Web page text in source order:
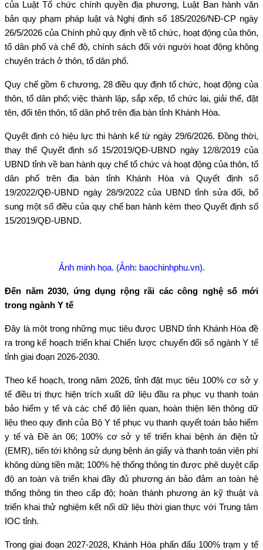
của Luật Tổ chức chính quyền địa phương, Luật Ban hành văn
bản quy phạm pháp luật và Nghị định số 185/2026/NĐ-CP ngày
26/5/2026 của Chính phủ quy định về tổ chức, hoạt động của thôn,
tổ dân phố và chế độ, chính sách đối với người hoạt động không
chuyên trách ở thôn, tổ dân phố.
Quy chế gồm 6 chương, 28 điều quy định tổ chức, hoạt động của
thôn, tổ dân phố; việc thành lập, sắp xếp, tổ chức lại, giải thể, đặt
tên, đổi tên thôn, tổ dân phố trên địa bàn tỉnh Khánh Hòa.
Quyết định có hiệu lực thi hành kể từ ngày 29/6/2026. Đồng thời,
thay thế Quyết định số 15/2019/QĐ-UBND ngày 12/8/2019 của
UBND tỉnh về ban hành quy chế tổ chức và hoạt động của thôn, tổ
dân phố trên địa bàn tỉnh Khánh Hòa và Quyết định số
19/2022/QĐ-UBND ngày 28/9/2022 của UBND tỉnh sửa đổi, bổ
sung một số điều của quy chế ban hành kèm theo Quyết định số
15/2019/QĐ-UBND.
Ảnh minh họa. (Ảnh: baochinhphu.vn).
Đến năm 2030, ứng dụng rộng rãi các công nghệ số mới
trong ngành Y tế
Đây là một trong những mục tiêu được UBND tỉnh Khánh Hòa đề
ra trong kế hoạch triển khai Chiến lược chuyển đổi số ngành Y tế
tỉnh giai đoạn 2026-2030.
Theo kế hoạch, trong năm 2026, tỉnh đặt mục tiêu 100% cơ sở y
tế điều trị thực hiện trích xuất dữ liệu đầu ra phục vụ thanh toán
bảo hiểm y tế và các chế độ liên quan, hoàn thiện liên thông dữ
liệu theo quy định của Bộ Y tế phục vụ thanh quyết toán bảo hiểm
y tế và Đề án 06; 100% cơ sở y tế triển khai bệnh án điện tử
(EMR), tiến tới không sử dụng bệnh án giấy và thanh toán viện phí
không dùng tiền mặt; 100% hệ thống thông tin được phê duyệt cấp
độ an toàn và triển khai đầy đủ phương án bảo đảm an toàn hệ
thống thông tin theo cấp độ; hoàn thành phương án kỹ thuật và
triển khai thử nghiệm kết nối dữ liệu thời gian thực với Trung tâm
IOC tỉnh.
Trong giai đoạn 2027-2028, Khánh Hòa phấn đấu 100% trạm y tế